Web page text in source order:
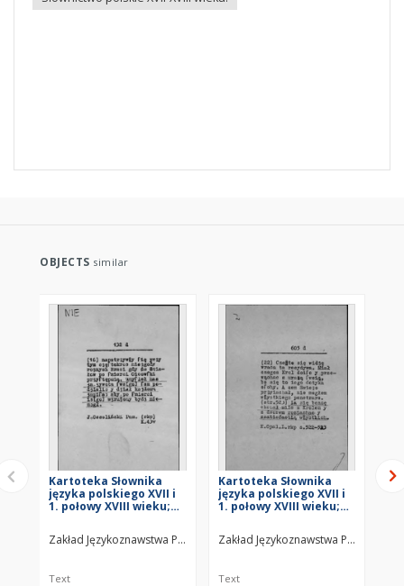
OBJECTS similar
Kartoteka Słownika
języka polskiego XVII i
1. połowy XVIII wieku;
Zakład Językoznawstwa PAN w Warszawie
Text
Kartoteka Słownika
języka polskiego XVII i
1. połowy XVIII wieku;
Zakład Językoznawstwa PAN w
Text